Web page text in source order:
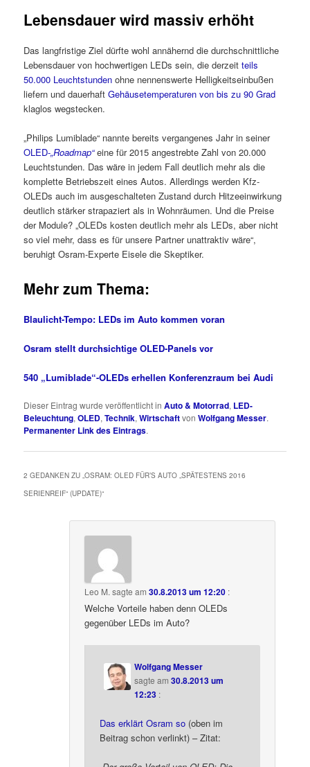
Lebensdauer wird massiv erhöht
Das langfristige Ziel dürfte wohl annähernd die durchschnittliche
Lebensdauer von hochwertigen LEDs sein, die derzeitteils
50.000 Leuchtstunden ohne nennenswerte Helligkeitseinbußen
liefern und dauerhaftGehäusetemperaturen von bis zu 90 Grad
klaglos wegstecken.
„Philips Lumiblade“ nannte bereits vergangenes Jahr in seiner
OLED-„Roadmap“eine für 2015 angestrebte Zahl von 20.000
Leuchtstunden. Das wäre in jedem Fall deutlich mehr als die
komplette Betriebszeit eines Autos. Allerdings werden Kfz-
OLEDs auch im ausgeschalteten Zustand durch Hitzeeinwirkung
deutlich stärker strapaziert als in Wohnräumen. Und die Preise
der Module? „OLEDs kosten deutlich mehr als LEDs, aber nicht
so viel mehr, dass es für unsere Partner unattraktiv wäre“,
beruhigt Osram-Experte Eisele die Skeptiker.
Mehr zum Thema:
Blaulicht-Tempo: LEDs im Auto kommen voran
Osram stellt durchsichtige OLED-Panels vor
540 „Lumiblade“-OLEDs erhellen Konferenzraum bei Audi
Dieser Eintrag wurde veröffentlicht inAuto & Motorrad, LED-
Beleuchtung,OLED,Technik,WirtschaftvonWolfgang Messer.
Permanenter Link des Eintrags.
2 GEDANKEN ZU „OSRAM: OLED FÜR’S AUTO „SPÄTESTENS 2016
SERIENREIF“ (UPDATE)“
Leo M.sagte am30.8.2013 um 12:20 :
Welche Vorteile haben denn OLEDs
gegenüber LEDs im Auto?
Wolfgang Messer
sagte am30.8.2013 um
12:23 :
Das erklärt Osram so (oben im
Beitrag schon verlinkt) – Zitat: